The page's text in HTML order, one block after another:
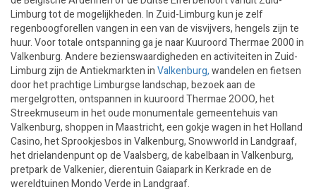
Limburg tot de mogelijkheden. In Zuid-Limburg kun je zelf
regenboogforellen vangen in een van de visvijvers, hengels zijn te
huur. Voor totale ontspanning ga je naar Kuuroord Thermae 2000 in
Valkenburg. Andere bezienswaardigheden en activiteiten in Zuid-
Limburg zijn de Antiekmarkten inValkenburg,wandelen en fietsen
door het prachtige Limburgse landschap, bezoek aan de
mergelgrotten, ontspannen in kuuroord Thermae 2OOO, het
Streekmuseum in het oude monumentale gemeentehuis van
Valkenburg, shoppen in Maastricht, een gokje wagen in het Holland
Casino, het Sprookjesbos in Valkenburg, Snowworld in Landgraaf,
het drielandenpunt op de Vaalsberg, de kabelbaan in Valkenburg,
pretpark de Valkenier, dierentuin Gaiapark in Kerkrade en de
wereldtuinen Mondo Verde in Landgraaf.